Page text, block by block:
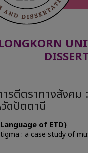
รตีตราทางสังคม :
ดปัตตานี
of ETD)
: a case study of